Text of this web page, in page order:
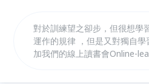
對於訓練望之卻步，但很想學
運作的規律 ，但是又對獨自學習感
加我們的線上讀書會Online-